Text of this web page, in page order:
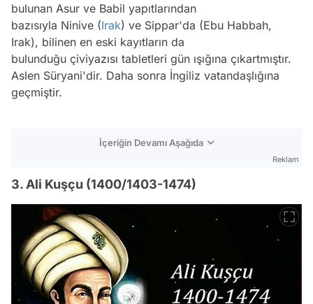
bulunan Asur ve Babil yapıtlarından
bazısıyla Ninive (Irak) ve Sippar'da (Ebu Habbah,
Irak), bilinen en eski kayıtların da
bulunduğu çiviyazısı tabletleri gün ışığına çıkartmıştır.
Aslen Süryani'dir. Daha sonra İngiliz vatandaşlığına
geçmiştir.
İçeriğin Devamı Aşağıda
Reklam
3. Ali Kuşçu (1400/1403-1474)